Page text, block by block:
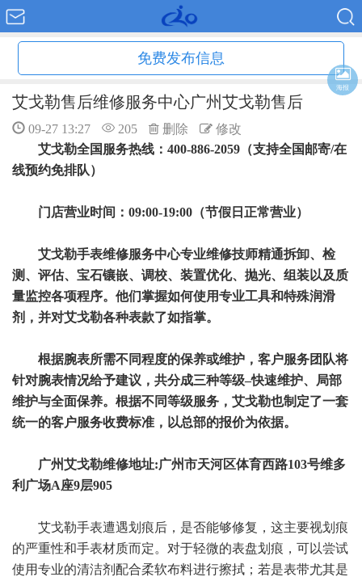
免费发布信息
艾戈勒售后维修服务中心广州艾戈勒售后
09-27 13:27 205 删除
修改
艾戈勒全国服务热线：400-886-2059（支持全国邮寄/在
线预约免排队）
门店营业时间：09:00-19:00（节假日正常营业）
艾戈勒手表维修服务中心专业维修技师精通拆卸、检
测、评估、宝石镶嵌、调校、装置优化、抛光、组装以及质
量监控各项程序。他们掌握如何使用专业工具和特殊润滑
剂，并对艾戈勒各种表款了如指掌。
根据腕表所需不同程度的保养或维护，客户服务团队将
针对腕表情况给予建议，共分成三种等级–快速维护、局部
维护与全面保养。根据不同等级服务，艾戈勒也制定了一套
统一的客户服务收费标准，以总部的报价为依据。
广州艾戈勒维修地址:广州市天河区体育西路103号维多
利广场A座9层905
艾戈勒手表遭遇划痕后，是否能够修复，这主要视划痕
的严重性和手表材质而定。对于轻微的表盘划痕，可以尝试
使用专业的清洁剂配合柔软布料进行擦拭；若是表带尤其是
海报